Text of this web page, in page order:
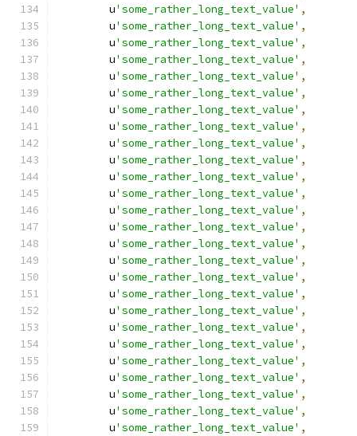
        u
'some_rather_long_text_value' ,
        u
'some_rather_long_text_value' ,
        u
'some_rather_long_text_value' ,
        u
'some_rather_long_text_value' ,
        u
'some_rather_long_text_value' ,
        u
'some_rather_long_text_value' ,
        u
'some_rather_long_text_value' ,
        u
'some_rather_long_text_value' ,
        u
'some_rather_long_text_value' ,
        u
'some_rather_long_text_value' ,
        u
'some_rather_long_text_value' ,
        u
'some_rather_long_text_value' ,
        u
'some_rather_long_text_value' ,
        u
'some_rather_long_text_value' ,
        u
'some_rather_long_text_value' ,
        u
'some_rather_long_text_value' ,
        u
'some_rather_long_text_value' ,
        u
'some_rather_long_text_value' ,
        u
'some_rather_long_text_value' ,
        u
'some_rather_long_text_value' ,
        u
'some_rather_long_text_value' ,
        u
'some_rather_long_text_value' ,
        u
'some_rather_long_text_value' ,
        u
'some_rather_long_text_value' ,
        u
'some_rather_long_text_value' ,
        u
'some_rather_long_text_value' ,